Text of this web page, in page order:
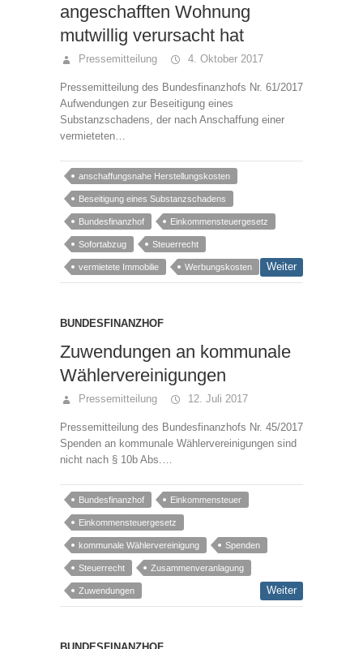
angeschafften Wohnung
mutwillig verursacht hat
Pressemitteilung 4. Oktober 2017
Pressemitteilung des Bundesfinanzhofs Nr. 61/2017
Aufwendungen zur Beseitigung eines
Substanzschadens, der nach Anschaffung einer
vermieteten…
anschaffungsnahe Herstellungskosten
Beseitigung eines Substanzschadens
Bundesfinanzhof Einkommensteuergesetz
Sofortabzug Steuerrecht
vermietete Immobilie Werbungskosten Weiter
BUNDESFINANZHOF
Zuwendungen an kommunale
Wählervereinigungen
Pressemitteilung 12. Juli 2017
Pressemitteilung des Bundesfinanzhofs Nr. 45/2017
Spenden an kommunale Wählervereinigungen sind
nicht nach § 10b Abs.…
Bundesfinanzhof Einkommensteuer
Einkommensteuergesetz
kommunale Wählervereinigung Spenden
Steuerrecht Zusammenveranlagung
Zuwendungen Weiter